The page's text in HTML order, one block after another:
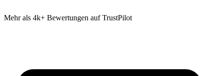
Mehr als 4k+ Bewertungen auf TrustPilot